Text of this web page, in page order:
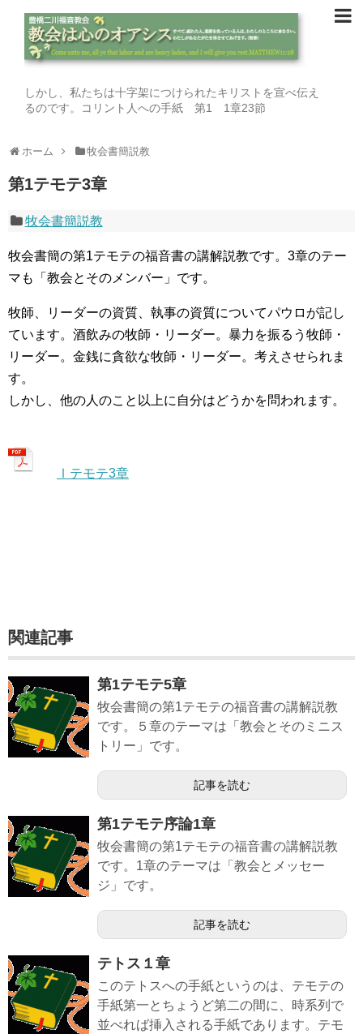
しかし、私たちは十字架につけられたキリストを宣べ伝え
るのです。コリント人への手紙 第1 1章23節
ホーム 牧会書簡説教
第1テモテ3章
牧会書簡説教
牧会書簡の第1テモテの福音書の講解説教です。3章のテー
マも「教会とそのメンバー」です。
牧師、リーダーの資質、執事の資質についてパウロが記し
ています。酒飲みの牧師・リーダー。暴力を振るう牧師・
リーダー。金銭に貪欲な牧師・リーダー。考えさせられま
す。
しかし、他の人のこと以上に自分はどうかを問われます。
Ⅰテモテ3章
関連記事
第1テモテ5章
牧会書簡の第1テモテの福音書の講解説教
です。５章のテーマは「教会とそのミニス
トリー」です。
記事を読む
第1テモテ序論1章
牧会書簡の第1テモテの福音書の講解説教
です。1章のテーマは「教会とメッセー
ジ」です。
記事を読む
テトス１章
このテトスへの手紙というのは、テモテの
手紙第一とちょうど第二の間に、時系列で
並べれば挿入される手紙であります。テモ